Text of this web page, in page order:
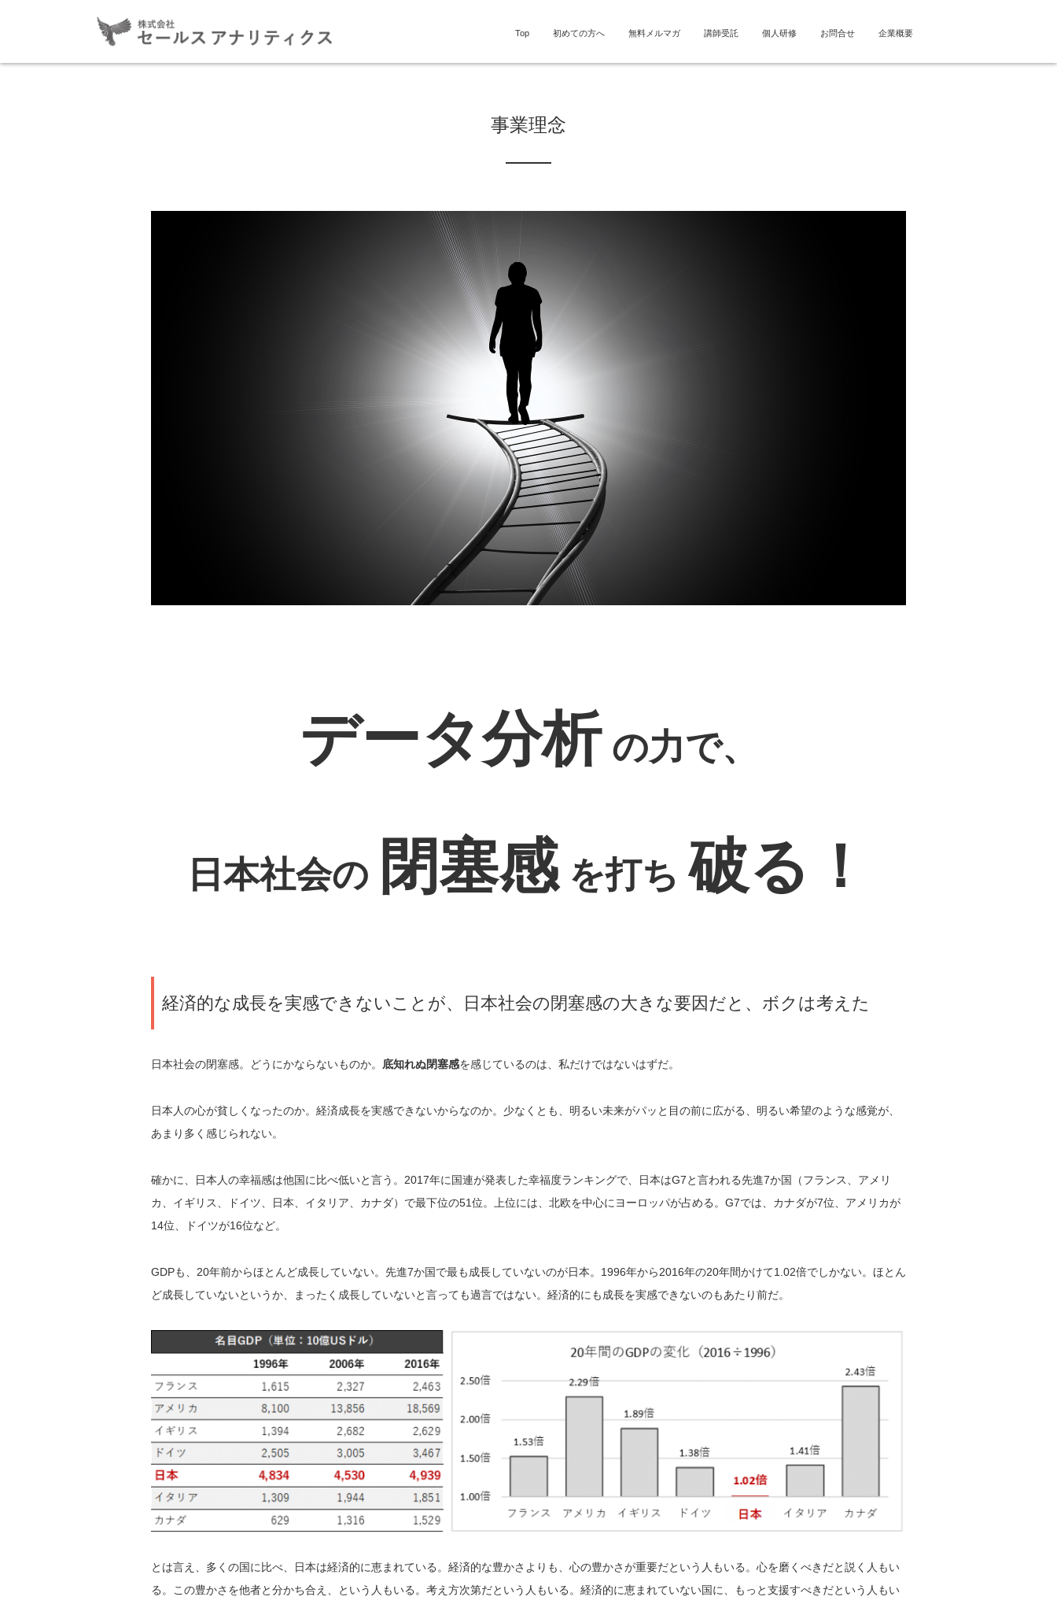
Top 初めての方へ 無料メルマガ 講師受託 個人研修 お問合せ 企業概要
事業理念
データ分析の力で、
日本社会の 閉塞感を打ち破る！
経済的な成長を実感できないことが、日本社会の閉塞感の大きな要因だと、ボクは考えた
日本社会の閉塞感。どうにかならないものか。 底知れぬ閉塞感を感じているのは、私だけではないはずだ。
日本人の心が貧しくなったのか。経済成長を実感できないからなのか。少なくとも、明るい未来がパッと目の前に広がる、明るい希望のような感覚が、
あまり多く感じられない。
確かに、日本人の幸福感は他国に比べ低いと言う。2017年に国連が発表した幸福度ランキングで、日本はG7と言われる先進7か国（フランス、アメリ
カ、イギリス、ドイツ、日本、イタリア、カナダ）で最下位の51位。上位には、北欧を中心にヨーロッパが占める。G7では、カナダが7位、アメリカが
14位、ドイツが16位など。
GDPも、20年前からほとんど成長していない。先進7か国で最も成長していないのが日本。1996年から2016年の20年間かけて1.02倍でしかない。ほとん
ど成長していないというか、まったく成長していないと言っても過言ではない。経済的にも成長を実感できないのもあたり前だ。
とは言え、多くの国に比べ、日本は経済的に恵まれている。経済的な豊かさよりも、心の豊かさが重要だという人もいる。心を磨くべきだと説く人もい
る。この豊かさを他者と分かち合え、という人もいる。考え方次第だという人もいる。経済的に恵まれていない国に、もっと支援すべきだという人もい